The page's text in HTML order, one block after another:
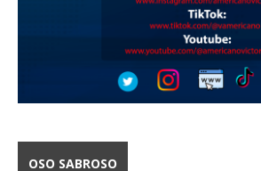
OSO SABROSO